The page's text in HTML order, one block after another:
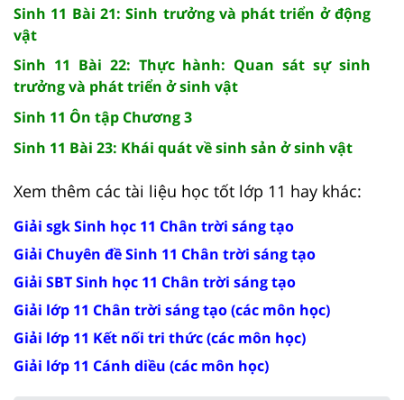
Sinh 11 Bài 21: Sinh trưởng và phát triển ở động
vật
Sinh 11 Bài 22: Thực hành: Quan sát sự sinh
trưởng và phát triển ở sinh vật
Sinh 11 Ôn tập Chương 3
Sinh 11 Bài 23: Khái quát về sinh sản ở sinh vật
Xem thêm các tài liệu học tốt lớp 11 hay khác:
Giải sgk Sinh học 11 Chân trời sáng tạo
Giải Chuyên đề Sinh 11 Chân trời sáng tạo
Giải SBT Sinh học 11 Chân trời sáng tạo
Giải lớp 11 Chân trời sáng tạo (các môn học)
Giải lớp 11 Kết nối tri thức (các môn học)
Giải lớp 11 Cánh diều (các môn học)